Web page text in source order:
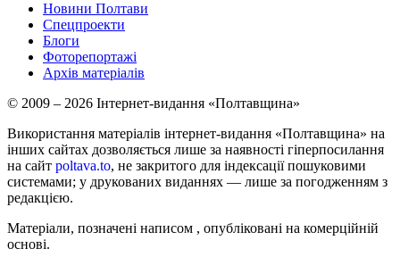
Новини Полтави
Спецпроекти
Блоги
Фоторепортажі
Архів матеріалів
© 2009 – 2026 Інтернет-видання «Полтавщина»
Використання матеріалів інтернет-видання «Полтавщина» на
інших сайтах дозволяється лише за наявності гіперпосилання
на сайт poltava.to, не закритого для індексації пошуковими
системами; у друкованих виданнях — лише за погодженням з
редакцією.
Матеріали, позначені написом , опубліковані на комерційній
основі.